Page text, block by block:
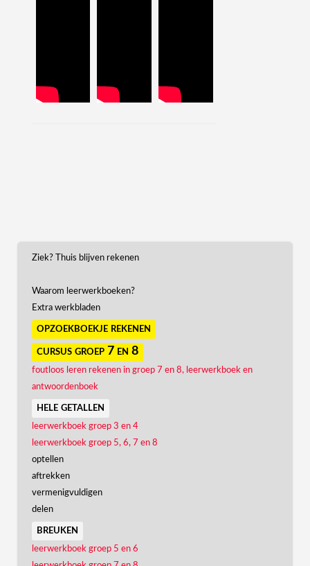
Ziek? Thuis blijven rekenen
Waarom leerwerkboeken?
Extra werkbladen
opzoekboekje rekenen
cursus groep 7 en 8
foutloos leren rekenen in groep 7 en 8, leerwerkboek en
antwoordenboek
hele getallen
leerwerkboek groep 3 en 4
leerwerkboek groep 5, 6, 7 en 8
optellen
aftrekken
vermenigvuldigen
delen
breuken
leerwerkboek groep 5 en 6